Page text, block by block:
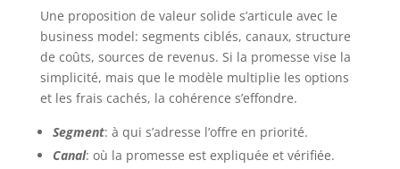
Une proposition de valeur solide s’articule avec le
business model: segments ciblés, canaux, structure
de coûts, sources de revenus. Si la promesse vise la
simplicité, mais que le modèle multiplie les options
et les frais cachés, la cohérence s’effondre.
Segment: à qui s’adresse l’offre en priorité.
Canal: où la promesse est expliquée et vérifiée.